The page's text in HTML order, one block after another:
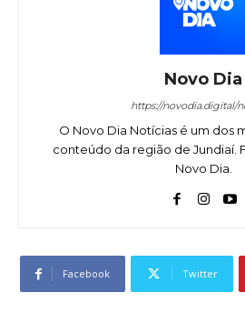
Novo Dia
https://novodia.digital/
O Novo Dia Notícias é um dos
conteúdo da região de Jundiaí.
Novo Dia.
Facebook Twitter